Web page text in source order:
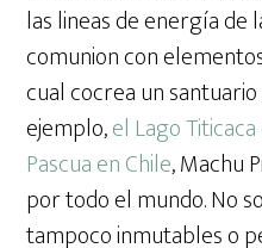
las lineas de energía de
comunion con
cual cocrea un
ejemplo,el Lago
Pascua en Chile, Machu
por todo el mundo. No
tampoco inmutables o